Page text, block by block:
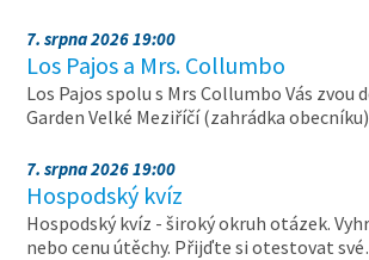
7. srpna 2026 19:00
Los Pajos a Mrs. Collumbo
Los Pajos spolu s Mrs Collumbo Vás zvou
Garden Velké Meziříčí (zahrádka
7. srpna 2026 19:00
Hospodský kvíz
Hospodský kvíz - široký okruh otázek.
nebo cenu útěchy. Přijďte si otestovat